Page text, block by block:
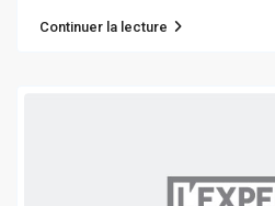
Continuer la lecture